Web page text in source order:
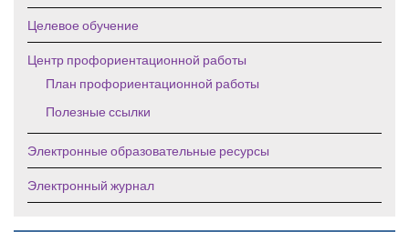
Целевое обучение
Центр профориентационной работы
План профориентационной работы
Полезные ссылки
Электронные образовательные ресурсы
Электронный журнал